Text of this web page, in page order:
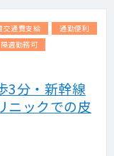
交通費支給
通勤便利
隔週勤務可
3分・新幹線
ニックでの皮